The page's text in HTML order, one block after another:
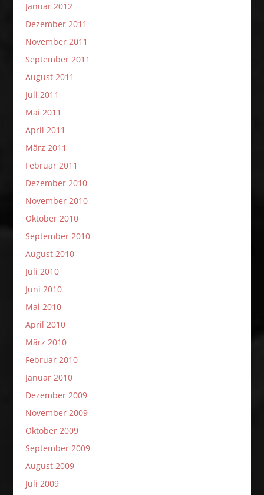
Januar 2012
Dezember 2011
November 2011
September 2011
August 2011
Juli 2011
Mai 2011
April 2011
März 2011
Februar 2011
Dezember 2010
November 2010
Oktober 2010
September 2010
August 2010
Juli 2010
Juni 2010
Mai 2010
April 2010
März 2010
Februar 2010
Januar 2010
Dezember 2009
November 2009
Oktober 2009
September 2009
August 2009
Juli 2009